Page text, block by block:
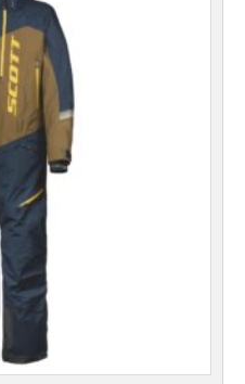
weist
mehrere
Varianten
auf.
Die
Optionen
können
auf
der
Produktseite
gewählt
werden